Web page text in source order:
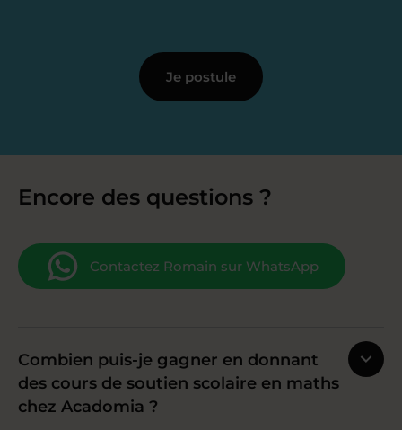
Je postule
Encore des questions ?
Contactez Romain sur WhatsApp
Combien puis-je gagner en donnant
des cours de soutien scolaire en maths
chez Acadomia ?